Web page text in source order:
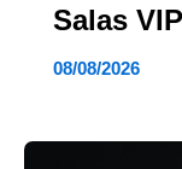
Salas
08/08/2026